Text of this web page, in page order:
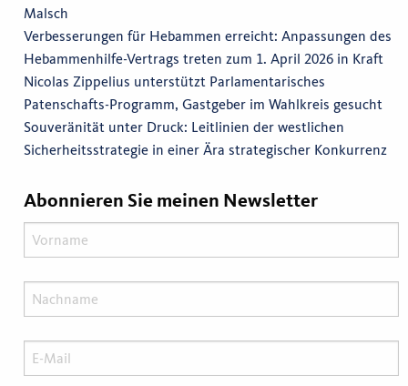
Malsch
Verbesserungen für Hebammen erreicht: Anpassungen des
Hebammenhilfe-Vertrags treten zum 1. April 2026 in Kraft
Nicolas Zippelius unterstützt Parlamentarisches
Patenschafts-Programm, Gastgeber im Wahlkreis gesucht
Souveränität unter Druck: Leitlinien der westlichen
Sicherheitsstrategie in einer Ära strategischer Konkurrenz
Abonnieren Sie meinen Newsletter